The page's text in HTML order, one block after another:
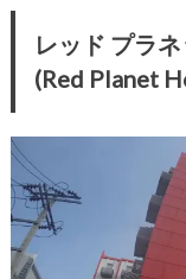
レッド プラ
(Red Planet